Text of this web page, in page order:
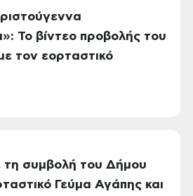
Το βίντεο προβολής του
τον εορταστικό
συμβολή του Δήμου
Γεύμα Αγάπης και